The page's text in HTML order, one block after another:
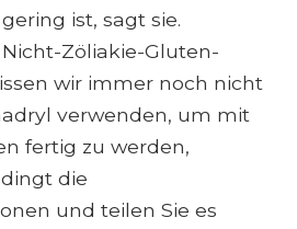
ist, sagt sie.
Zöliakie-Gluten-
wir immer noch nicht
verwenden, um mit
fertig zu werden,
die
und teilen Sie es